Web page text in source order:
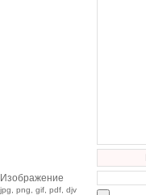
Изображение
jpg, png, gif, pdf, djv